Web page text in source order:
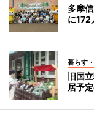
多摩
に172
暮らす
旧国
居予